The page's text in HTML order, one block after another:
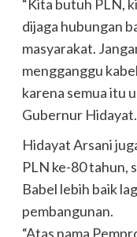
“Kita butuh PLN,
dijaga hubungan
masyarakat.
mengganggu
karena semua itu
Gubernur Hidayat.
Hidayat Arsani
PLN ke-80 tahun,
Babel lebih baik
pembangunan.
“Atas nama